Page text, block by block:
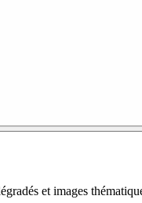
et images